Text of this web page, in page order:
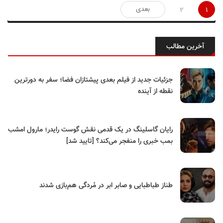
صفحه‌بندی
نوشته‌ها
1
2 بعدی
آخرین مطالب
جزئیات جدید از فیلم بعدی پیشتازان فضا؛ سفر به دورترین
نقطه از آینده
رایان گاسلینگ در یک قدمی نقش گوست رایدر؛ مارول امشب
بمب خبری را منفجر می‌کند؟ [تایید شد]
طناز طباطبایی و صابر ابر در مُردگی هم‌بازی شدند